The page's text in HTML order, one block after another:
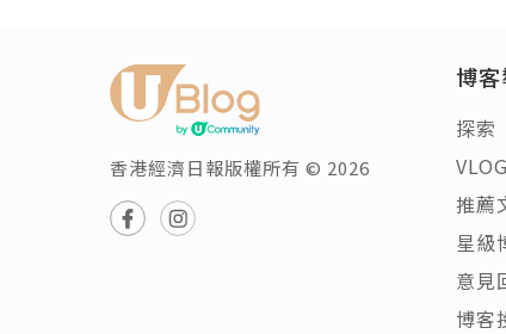
香港經濟日報版權所有 © 2026
博
探索
VLOG
推薦
星級
意見
博客